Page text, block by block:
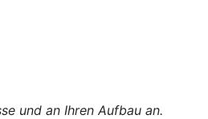
und an Ihren Aufbau an.